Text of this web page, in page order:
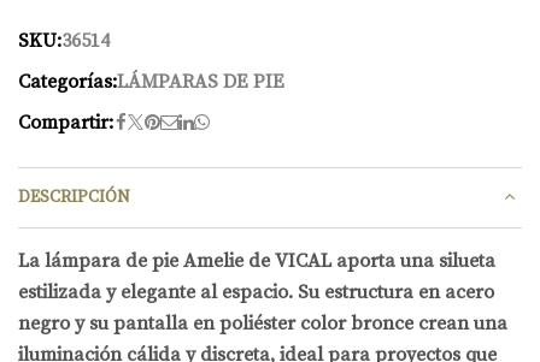
SKU:36514
Categorías:LÁMPARAS DE PIE
Compartir:
DESCRIPCIÓN
La lámpara de pie Amelie de VICAL aporta una silueta
estilizada y elegante al espacio. Su estructura en acero
negro y su pantalla en poliéster color bronce crean una
iluminación cálida y discreta, ideal para proyectos que